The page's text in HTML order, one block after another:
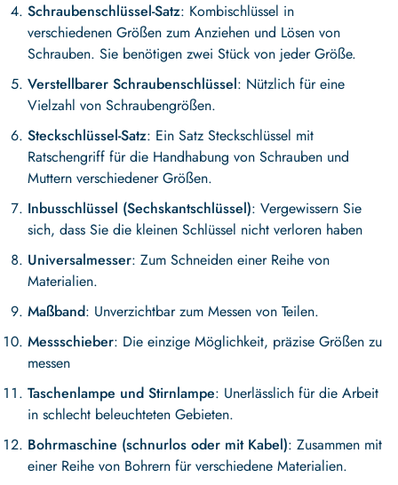
Schraubenschlüssel-Satz: Kombischlüssel in
verschiedenen Größen zum Anziehen und Lösen von
Schrauben. Sie benötigen zwei Stück von jeder Größe.
Verstellbarer Schraubenschlüssel: Nützlich für eine
Vielzahl von Schraubengrößen.
Steckschlüssel-Satz: Ein Satz Steckschlüssel mit
Ratschengriff für die Handhabung von Schrauben und
Muttern verschiedener Größen.
Inbusschlüssel (Sechskantschlüssel): Vergewissern Sie
sich, dass Sie die kleinen Schlüssel nicht verloren haben
Universalmesser: Zum Schneiden einer Reihe von
Materialien.
Maßband: Unverzichtbar zum Messen von Teilen.
Messschieber: Die einzige Möglichkeit, präzise Größen zu
messen
Taschenlampe und Stirnlampe: Unerlässlich für die Arbeit
in schlecht beleuchteten Gebieten.
Bohrmaschine (schnurlos oder mit Kabel): Zusammen mit
einer Reihe von Bohrern für verschiedene Materialien.